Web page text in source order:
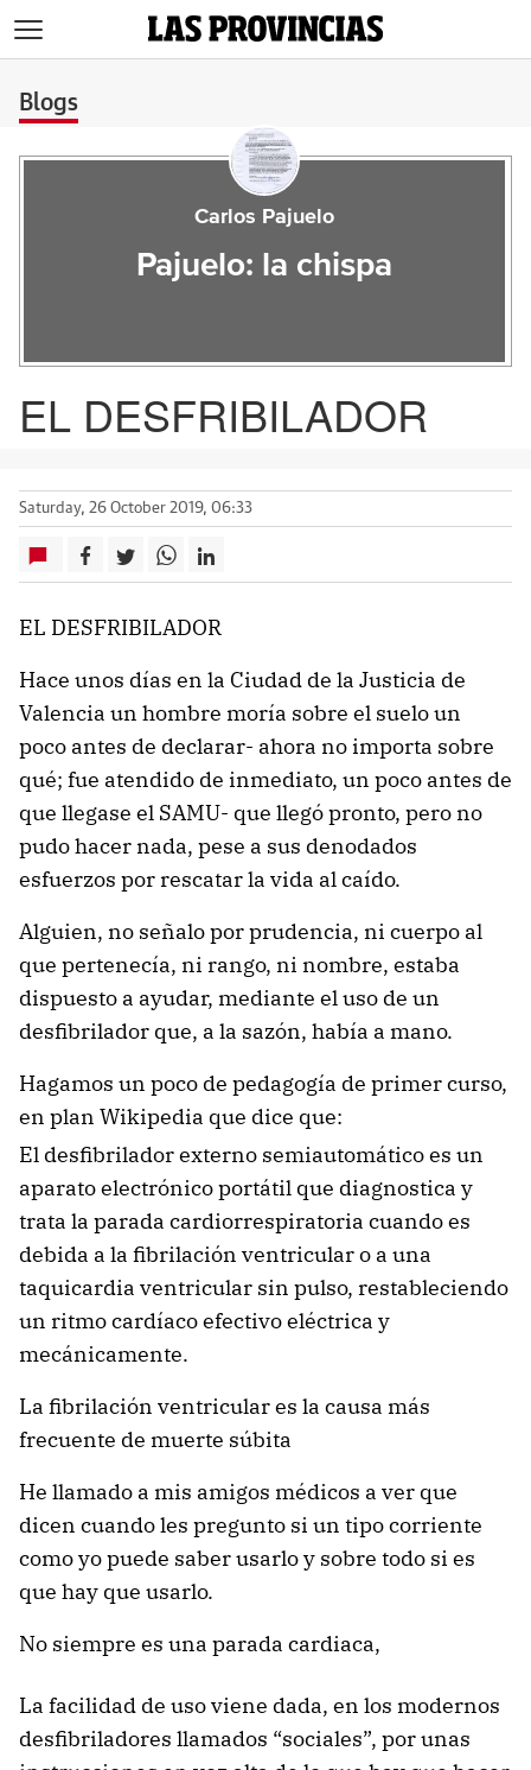
Blogs
Carlos Pajuelo
Pajuelo: la chispa
EL DESFRIBILADOR
Saturday, 26 October 2019, 06:33
EL DESFRIBILADOR
Hace unos días en la Ciudad de la Justicia de
Valencia un hombre moría sobre el suelo un
poco antes de declarar- ahora no importa sobre
qué; fue atendido de inmediato, un poco antes de
que llegase el SAMU- que llegó pronto, pero no
pudo hacer nada, pese a sus denodados
esfuerzos por rescatar la vida al caído.
Alguien, no señalo por prudencia, ni cuerpo al
que pertenecía, ni rango, ni nombre, estaba
dispuesto a ayudar, mediante el uso de un
desfibrilador que, a la sazón, había a mano.
Hagamos un poco de pedagogía de primer curso,
en plan Wikipedia que dice que:
El desfibrilador externo semiautomático es un
aparato electrónico portátil que diagnostica y
trata la parada cardiorrespiratoria cuando es
debida a la fibrilación ventricular o a una
taquicardia ventricular sin pulso, restableciendo
un ritmo cardíaco efectivo eléctrica y
mecánicamente.
La fibrilación ventricular es la causa más
frecuente de muerte súbita
He llamado a mis amigos médicos a ver que
dicen cuando les pregunto si un tipo corriente
como yo puede saber usarlo y sobre todo si es
que hay que usarlo.
No siempre es una parada cardiaca,
La facilidad de uso viene dada, en los modernos
desfibriladores llamados “sociales”, por unas